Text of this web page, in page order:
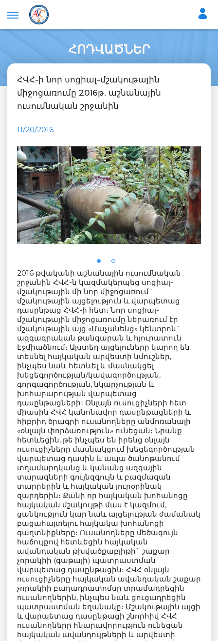
ՀՈԴՎԱԾՆԵՐ
ՀՎՀ-ի նոր սոցիալ-մշակութային
միջոցառումը 2016թ. աշնանային
ուսումնական շրջանին
11/20/2016
2016 թվականի աշնանային ուսումնական
շրջանին ՀՎՀ-ն կազմակերպեց սոցիալ-
մշակութային մի նոր միջոցառում`
մշակութային այցելություն և վարպետաց
դասընթաց ՀՎՀ-ի հետ։ Նոր սոցիալ-
մշակութային միջոցառումը ներառում էր
մշակութային այց «Մաչանենց» կենտրոն`
ազգագրական թանգարան և հյուրատուն
Էջմիածնում։ Այստեղ այցելուները կարող են
տեսնել հայկական արվեստի նմուշներ,
ինչպես նաև հետևել և մասնակցել
խեցեգործության/կավագործության,
գորգագործության, նկարչության և
խոհարարության վարպետաց
դասընթացների։ Օնլայն ուսուցիչների հետ
միասին ՀՎՀ կանոնավոր դասընթացների և
հիբրիդ ծրագրի ուսանողները անմոռանալի
«օնլայն փորձառություն» ունեցան։ Նրանք
հետևեցին, թե ինչպես են իրենց օնլայն
ուսուցիչները մասնակցում խեցեգործության
վարպետաց դասին և ապա ծանոթանում
տղամարդկանց և կանանց ազգային
տարազների գույնզգույն և բազմազան
տարրերին և հայկական յուրօրինակ
զարդերին։ Քանի որ հայկական խոհանոցը
հայկական մշակույթի մաս է կազմում,
ցանկություն կար նաև այցելության ժամանակ
բացահայտելու հայկակա խոհանոցի
գաղտնիքները։ Ուսանողները մեծագույն
հաճույքով հետևեցին հայկական
ավանդական թխվածքաբլիթի` շաքար
չորակիի (գաթայի) պատրաստման
վարպետաց դասընթացին։ ՀՎՀ օնլայն
ուսուցիչները հայկական ավանդական շաքար
չորակիի բաղադրատոմսը տրամադրեցին
ուսանողներին, ինչպես նաև ցուցադրեցին
պատրաստման եղանակը։ Մշակութային այցի
և վարպետաց դասընթացի շնորհիվ ՀՎՀ
ուսանողները հնարավորություն ունեցան
հայկական ավանդույթների և արվեստի